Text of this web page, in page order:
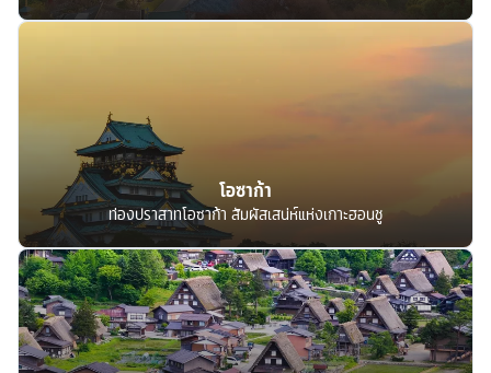
โอซาก้า
ท่องปราสาทโอซาก้า สัมผัสเสน่ห์แห่งเกาะฮอนชู